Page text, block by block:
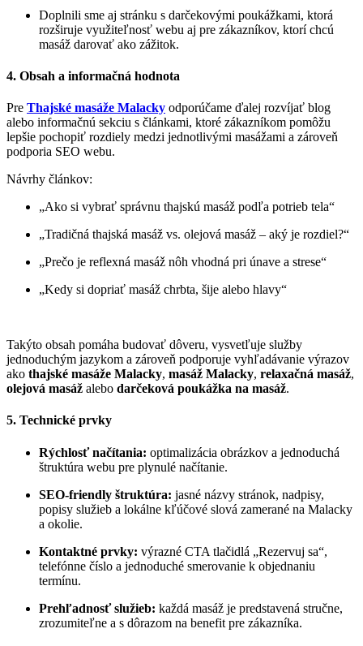
Doplnili sme aj stránku s darčekovými poukážkami, ktorá
rozširuje využiteľnosť webu aj pre zákazníkov, ktorí chcú
masáž darovať ako zážitok.
4. Obsah a informačná hodnota
Pre Thajské masáže Malacky odporúčame ďalej rozvíjať blog
alebo informačnú sekciu s článkami, ktoré zákazníkom pomôžu
lepšie pochopiť rozdiely medzi jednotlivými masážami a zároveň
podporia SEO webu.
Návrhy článkov:
„Ako si vybrať správnu thajskú masáž podľa potrieb tela“
„Tradičná thajská masáž vs. olejová masáž – aký je rozdiel?“
„Prečo je reflexná masáž nôh vhodná pri únave a strese“
„Kedy si dopriať masáž chrbta, šije alebo hlavy“
Takýto obsah pomáha budovať dôveru, vysvetľuje služby
jednoduchým jazykom a zároveň podporuje vyhľadávanie výrazov
ako thajské masáže Malacky, masáž Malacky, relaxačná masáž,
olejová masáž alebo darčeková poukážka na masáž.
5. Technické prvky
Rýchlosť načítania: optimalizácia obrázkov a jednoduchá
štruktúra webu pre plynulé načítanie.
SEO-friendly štruktúra: jasné názvy stránok, nadpisy,
popisy služieb a lokálne kľúčové slová zamerané na Malacky
a okolie.
Kontaktné prvky: výrazné CTA tlačidlá „Rezervuj sa“,
telefónne číslo a jednoduché smerovanie k objednaniu
termínu.
Prehľadnosť služieb: každá masáž je predstavená stručne,
zrozumiteľne a s dôrazom na benefit pre zákazníka.